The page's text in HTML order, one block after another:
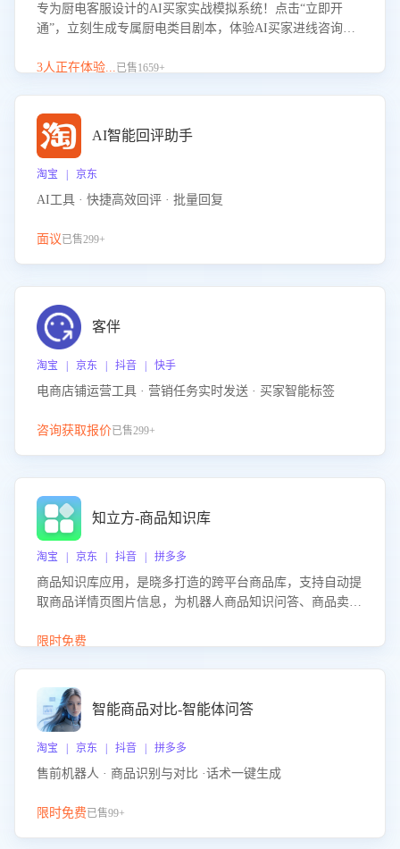
专为厨电客服设计的AI买家实战模拟系统！点击“立即开
通”，立刻生成专属厨电类目剧本，体验AI买家进线咨询真
实场景应对技巧！
3人正在体验...已售1659+
AI智能回评助手
淘宝 | 京东
AI工具 · 快捷高效回评 · 批量回复
面议已售299+
客伴
淘宝 | 京东 | 抖音 | 快手
电商店铺运营工具 · 营销任务实时发送 · 买家智能标签
咨询获取报价已售299+
知立方-商品知识库
淘宝 | 京东 | 抖音 | 拼多多
商品知识库应用，是晓多打造的跨平台商品库，支持自动提
取商品详情页图片信息，为机器人商品知识问答、商品卖点
限时免费
智能商品对比-智能体问答
淘宝 | 京东 | 抖音 | 拼多多
售前机器人 · 商品识别与对比 ·话术一键生成
限时免费已售99+